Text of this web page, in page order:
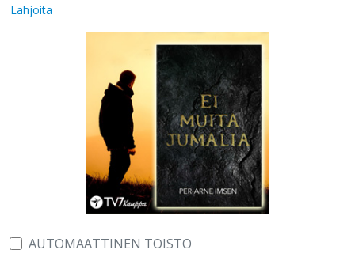
Lahjoita
AUTOMAATTINEN TOISTO